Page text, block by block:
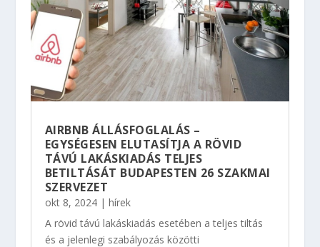
AIRBNB ÁLLÁSFOGLALÁS –
EGYSÉGESEN ELUTASÍTJA A RÖVID
TÁVÚ LAKÁSKIADÁS TELJES
BETILTÁSÁT BUDAPESTEN 26 SZAKMAI
SZERVEZET
okt 8, 2024| hírek
A rövid távú lakáskiadás esetében a teljes tiltás
és a jelenlegi szabályozás közötti